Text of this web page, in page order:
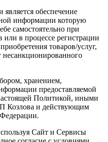
обеспечение
информации которую
самостоятельно при
в процессе регистрации
товаров/услуг,
хранением,
предоставляемой
Политикой, иными
Козловa и действующим
Сайт и Сервисы